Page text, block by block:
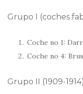
Grupo I (coches
Coche no 1:
Coche no 4:
Grupo II (1909-1914)